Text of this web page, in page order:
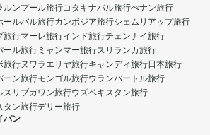
ルンプール旅行コタキナバル旅行ぺナン旅行
ールバル旅行カンボジア旅行シェムリアップ旅行
旅行マーレ旅行インド旅行チェンナイ旅行
ール旅行 ミャンマー旅行スリランカ旅行
旅行ヌワラエリヤ旅行キャンディ旅行日本旅行
ーン旅行モンゴル旅行ウランバートル旅行
スリブガワン旅行ウズベキスタン旅行
タン旅行デリー旅行
パン